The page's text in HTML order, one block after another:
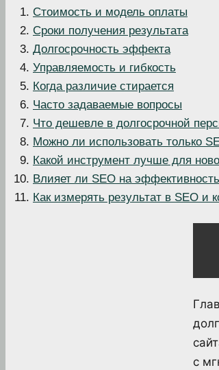
Стоимость и модель оплаты
Сроки получения результата
Долгосрочность эффекта
Управляемость и гибкость
Когда различие стирается
Часто задаваемые вопросы
Что дешевле в долгосрочной
Можно ли использовать только
Какой инструмент лучше для
Влияет ли SEO на
Как измерять результат в SEO и
с